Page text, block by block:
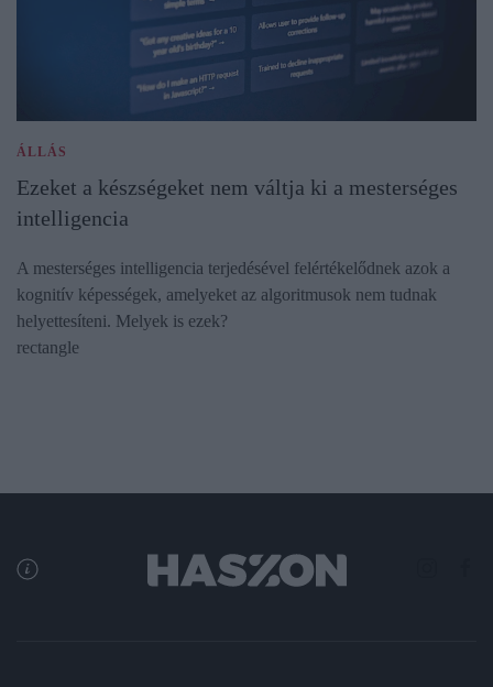
ÁLLÁS
Ezeket a készségeket nem váltja ki a mesterséges
intelligencia
A mesterséges intelligencia terjedésével felértékelődnek azok a
kognitív képességek, amelyeket az algoritmusok nem tudnak
helyettesíteni. Melyek is ezek?
rectangle